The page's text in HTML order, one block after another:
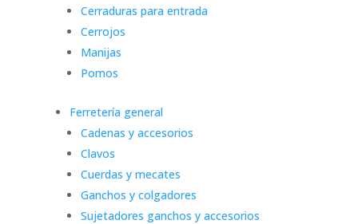
Cerraduras para entrada
Cerrojos
Manijas
Pomos
Ferretería general
Cadenas y accesorios
Clavos
Cuerdas y mecates
Ganchos y colgadores
Sujetadores ganchos y accesorios